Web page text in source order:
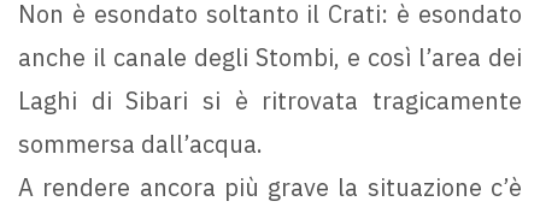
Non è esondato soltanto il Crati: è esondato
anche il canale degli Stombi, e così l’area dei
Laghi di Sibari si è ritrovata tragicamente
sommersa dall’acqua.
A rendere ancora più grave la situazione c’è